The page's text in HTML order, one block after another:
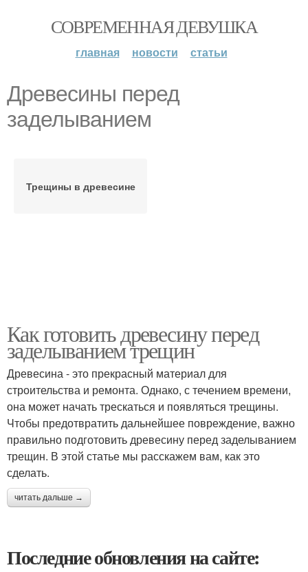
СОВРЕМЕННАЯ ДЕВУШКА
главная новости статьи
Древесины перед
заделыванием
Трещины в древесине
Как готовить древесину перед
заделыванием трещин
Древесина - это прекрасный материал для
строительства и ремонта. Однако, с течением времени,
она может начать трескаться и появляться трещины.
Чтобы предотвратить дальнейшее повреждение, важно
правильно подготовить древесину перед заделыванием
трещин. В этой статье мы расскажем вам, как это
сделать.
читать дальше →
Последние обновления на сайте: